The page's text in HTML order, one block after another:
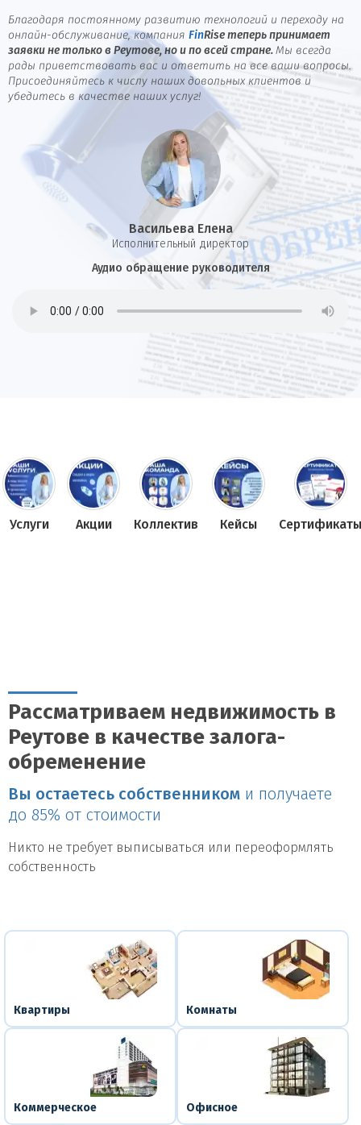
Благодаря постоянному развитию технологий и переходу на
онлайн-обслуживание, компания FinRise теперь принимает
заявки не только в Реутове, но и по всей стране. Мы всегда
рады приветствовать вас и ответить на все ваши вопросы.
Присоединяйтесь к числу наших довольных клиентов и
убедитесь в качестве наших услуг!
Васильева Елена
И сполнительный директор
Аудио обращение руководителя
Услуги Акции Коллектив Кейсы Сертификаты
Рассматриваем недвижимость в
Реутове в качестве залога-
обременение
Вы остаетесь собственником и получаете
до 85% от стоимости
Никто не требует выписываться или переоформлять
собственность
Квартиры Комнаты
Коммерческое Офисное